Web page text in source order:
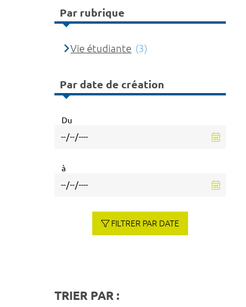
Par rubrique
Vie étudiante (3)
Par date de création
Du
à
FILTRER PAR DATE
TRIER PAR :